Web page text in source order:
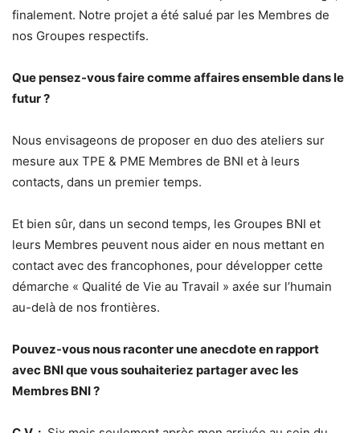
finalement. Notre projet a été salué par les Membres de
nos Groupes respectifs.
Que pensez-vous faire comme affaires ensemble dans le
futur ?
Nous envisageons de proposer en duo des ateliers sur
mesure aux TPE & PME Membres de BNI et à leurs
contacts, dans un premier temps.
Et bien sûr, dans un second temps, les Groupes BNI et
leurs Membres peuvent nous aider en nous mettant en
contact avec des francophones, pour développer cette
démarche « Qualité de Vie au Travail » axée sur l’humain
au-delà de nos frontières.
Pouvez-vous nous raconter une anecdote en rapport
avec BNI que vous souhaiteriez partager avec les
Membres BNI ?